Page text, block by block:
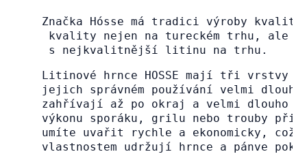
Značka Hósse má tradici výroby
kvality nejen na tureckém trhu, ale i v
s nejkvalitnější litinu na trhu.
Litinové hrnce HOSSE mají tři vrstvy
jejich správném používání velmi
zahřívají až po okraj a velmi dlouho
výkonu sporáku, grilu nebo trouby
umíte uvařit rychle a ekonomicky, což
vlastnostem udržují hrnce a pánve